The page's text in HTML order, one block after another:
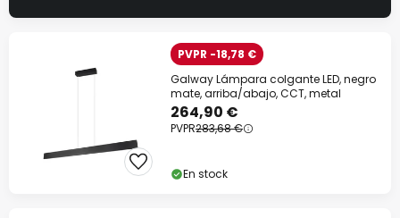
PVPR -18,78 €
Galway Lámpara colgante LED, negro
mate, arriba/abajo, CCT, metal
264,90 €
PVPR283,68 €
En stock